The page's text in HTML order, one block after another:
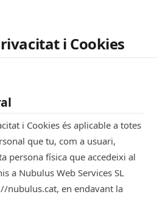
i Cookies
i Cookies és aplicable a totes
que tu, com a usuari,
persona física que accedeixi al
a Nubulus Web Services SL
nubulus.cat, en endavant la